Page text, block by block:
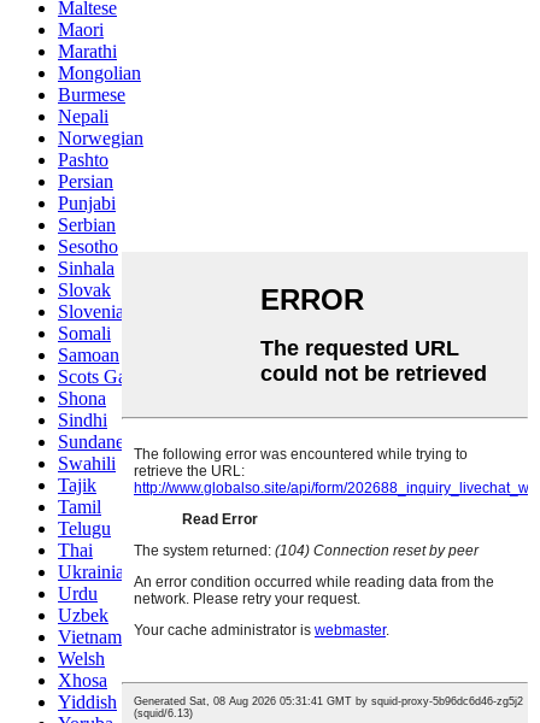
Maltese
Maori
Marathi
Mongolian
Burmese
Nepali
Norwegian
Pashto
Persian
Punjabi
Serbian
Sesotho
Sinhala
Slovak
Slovenian
Somali
Samoan
Scots Gaelic
Shona
Sindhi
Sundanese
Swahili
Tajik
Tamil
Telugu
Thai
Ukrainian
Urdu
Uzbek
Vietnamese
Welsh
Xhosa
Yiddish